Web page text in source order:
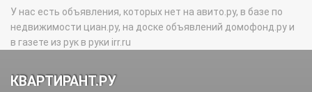
У нас есть объявления, которых нет на авито.ру, в базе по
недвижимости циан.ру, на доске объявлений домофонд.ру и
в газете из рук в руки irr.ru
КВАРТИРАНТ.РУ